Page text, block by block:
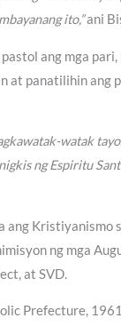
ito,”ani
ang mga
at panatilihin ang
watak
ng Espiritu
ang Kristiyanismo
ng mga
at SVD.
Prefecture,